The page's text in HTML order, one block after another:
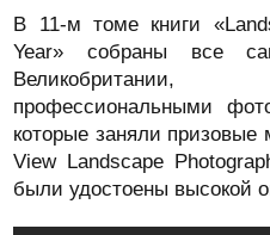
В 11-м томе книги
Year» собраны все
профессиональными
которые заняли призовые
View Landscape
были удостоены высокой